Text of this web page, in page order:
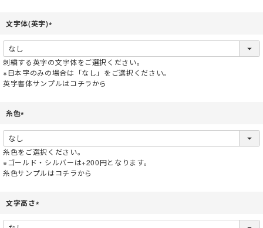
文字体(英字)
須
)
刺繍する英字の文字体をご選択ください。
※日本字のみの場合は「なし」をご選択ください。
英字書体サンプルはコチラから
糸色
須
)
糸色をご選択ください。
※ゴールド・シルバーは+200円となります。
糸色サンプルはコチラから
文字高さ